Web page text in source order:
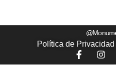
Política de Privacidad